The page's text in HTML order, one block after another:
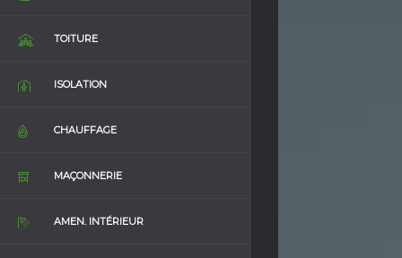
TOITURE
ISOLATION
CHAUFFAGE
MAÇONNERIE
AMEN. INTÉRIEUR